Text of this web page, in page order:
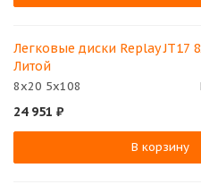
Легковые диски Replay JT17
Литой
8x20 5x108
24 951 ₽
В корзину